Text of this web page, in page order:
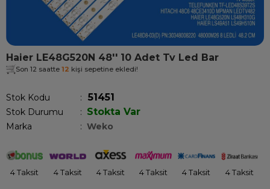
Haier LE48G520N 48'' 10 Adet Tv Led Bar
Son 12 saatte 12 kişi sepetine ekledi!
Stok Kodu 51451
Stok Durumu : Stokta Var
Marka : Weko
4 Taksit 4 Taksit 4 Taksit 4 Taksit 4 Taksit 4 Taksit